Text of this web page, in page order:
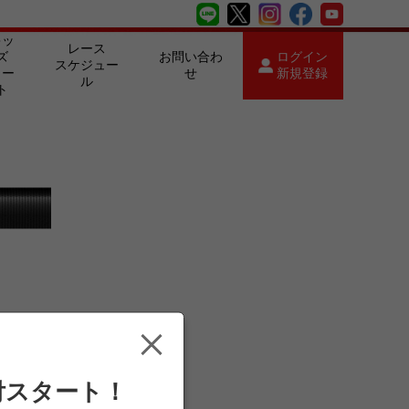
レース
スケジュー
ル
お問い合わ
せ
ログイン
新規登録
タート！